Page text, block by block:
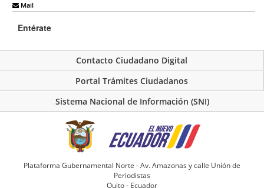
Mail
Entérate
Contacto Ciudadano Digital
Portal Trámites Ciudadanos
Sistema Nacional de Información (SNI)
Plataforma Gubernamental Norte - Av. Amazonas y calle Unión de
Periodistas
Quito - Ecuador